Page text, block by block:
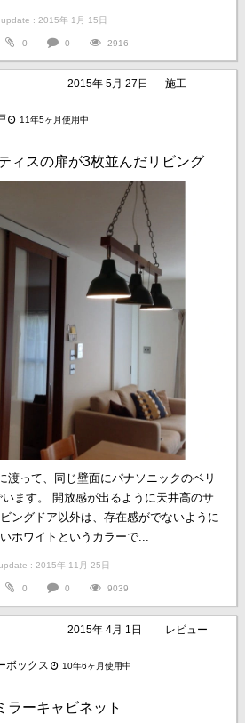
: 2015年 1月 15日
0 0 2916
2015年 5月 27日
施工
11年5ヶ月使用中
ィスの扉が3枚並んだリビング
渡って、同じ壁面にパナソニックのベリ
ます。 開放感が出るように天井高のサ
ングドア以外は、存在感がでないように
ホワイトというカラーで...
: 2015年 11月 25日
0 0 9039
2015年 4月 1日
レビュー
ボックス 10年6ヶ月使用中
ラーキャビネット